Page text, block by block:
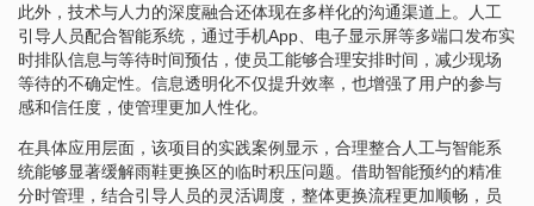
此外，技术与人力的深度融合还体现在多样化的沟通渠道上。人工
引导人员配合智能系统，通过手机App、电子显示屏等多端口发布实
时排队信息与等待时间预估，使员工能够合理安排时间，减少现场
等待的不确定性。信息透明化不仅提升效率，也增强了用户的参与
感和信任度，使管理更加人性化。
在具体应用层面，该项目的实践案例显示，合理整合人工与智能系
统能够显著缓解雨鞋更换区的临时积压问题。借助智能预约的精准
分时管理，结合引导人员的灵活调度，整体更换流程更加顺畅，员